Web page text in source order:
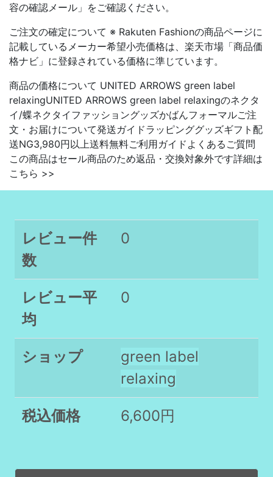
容の確認メール」をご確認ください。
ご注文の確定について ※ Rakuten Fashionの商品ページに
記載しているメーカー希望小売価格は、楽天市場「商品価
格ナビ」に登録されている価格に準じています。
商品の価格について UNITED ARROWS green label
relaxingUNITED ARROWS green label relaxingのネクタ
イ/蝶ネクタイファッショングッズかばんフォーマルご注
文・お届けについて発送ガイドラッピンググッズギフト配
送NG3,980円以上送料無料ご利用ガイドよくあるご質問
この商品はセール商品のため返品・交換対象外です詳細は
こちら >>
レビュー件
数
0
レビュー平
均
0
ショップ
green label
relaxing
税込価格 6,600円